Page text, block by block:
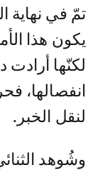
تمّ في نهاية
يكون هذا
لكنّها
انفصالها،
لنقل الخبر.
وشُوهد